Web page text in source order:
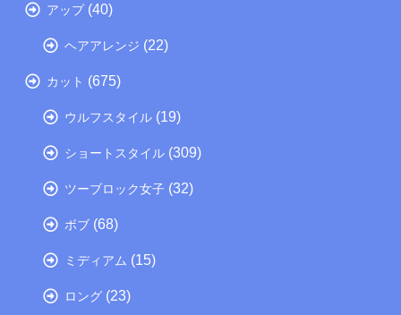
アップ(40)
ヘアアレンジ (22)
カット (675)
ウルフスタイル (19)
ショートスタイル (309)
ツーブロック女子 (32)
ボブ (68)
ミディアム (15)
ロング (23)